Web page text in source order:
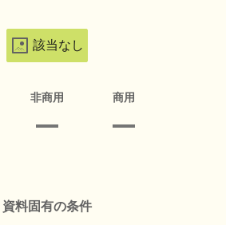
該当なし
非商用 商用
資料固有の条件